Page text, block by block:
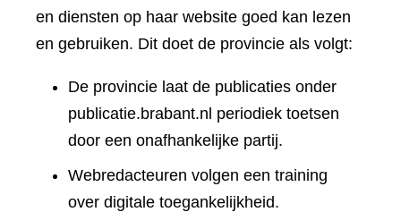
en diensten op haar website goed kan lezen
en gebruiken. Dit doet de provincie als volgt:
De provincie laat de publicaties onder
publicatie.brabant.nl periodiek toetsen
door een onafhankelijke partij.
Webredacteuren volgen een training
over digitale toegankelijkheid.